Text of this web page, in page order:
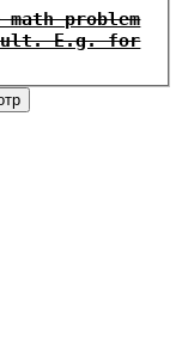
problem
E.g. for